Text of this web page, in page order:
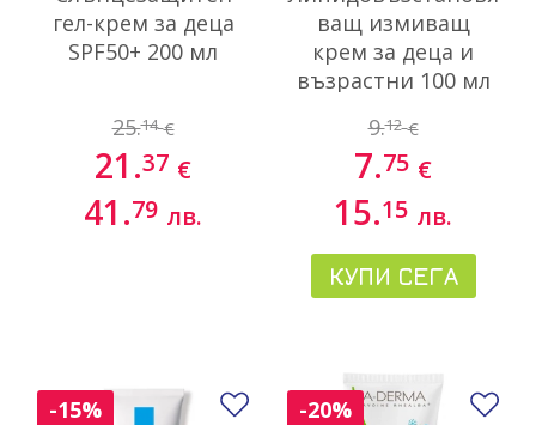
гел-крем за деца
SPF50+ 200 мл
25.14 €
21.37 €
41.79 лв.
ващ измиващ
крем за деца и
възрастни 100 мл
9.12 €
7.75 €
15.15 лв.
КУПИ СЕГА
-15% Добави в любими
-20%